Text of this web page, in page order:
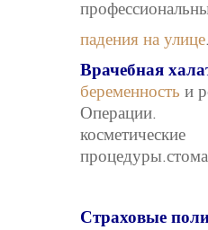
падения на улице.
Врачебная
беременность и
Операции.
косметические
Страховые